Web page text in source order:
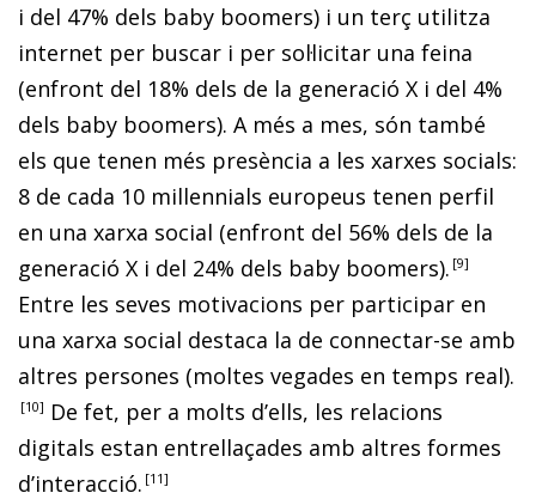
i del 47% dels baby boomers) i un terç utilitza
internet per buscar i per sol·licitar una feina
(enfront del 18% dels de la generació X i del 4%
dels baby boomers). A més a mes, són també
els que tenen més presència a les xarxes socials:
8 de cada 10 millennials europeus tenen perfil
en una xarxa social (enfront del 56% dels de la
generació X i del 24% dels baby boomers). 9
Entre les seves motivacions per participar en
una xarxa social destaca la de connectar-se amb
altres persones (moltes vegades en temps real).
10
De fet, per a molts d’ells, les relacions
digitals estan entrellaçades amb altres formes
d’interacció. 11